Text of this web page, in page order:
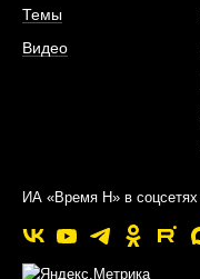
Темы
Видео
ИА «Время Н» в соцсетях